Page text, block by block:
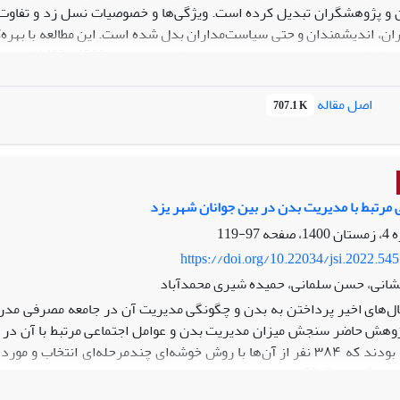
پژوهشگران تبدیل کرده است. ویژگی‌ها و خصوصیات نسل زد و
اندیشمندان و حتی سیاست‌مداران بدل شده است. این مطالعه با
مختلف ارائه دهد. یافته­های این مطالعه مبتنی بر دسته‌بندی و
را در نسل زد نشان داد که مقوله محوری مطالعه بر پایه آن
چهار حوزه خانواده، دین، سیاست و محیط کاری و شغلی است.
کاهش احترام به اقتدار در نقد پدرسالاری و استقلال هویتی خود
مبنا و مبتنی بر تحلیل نتایج پژوهش‌های موجود دررابطه‌با
به وجود رابطه توافقی توأم با تفاوت با والدین و تزاحمی با نسل
اصل مقاله 707.1 K
مرتبط با مدیریت بدن در بین جوانان شهر یزد
97-119
https://doi.org/10.22034/
حسن سلمانی، حمیده شیری محمدآباد
اخیر پرداختن به بدن و چگونگی مدیریت آن در جامعه مصرفی
سالۀ شهر یزد بودند که ۳۸۴ نفر از آن‌ها با روش خوشه‌ای
جنسیت و رابطه منفی و معناداری بین مدیریت بدن و تصور از